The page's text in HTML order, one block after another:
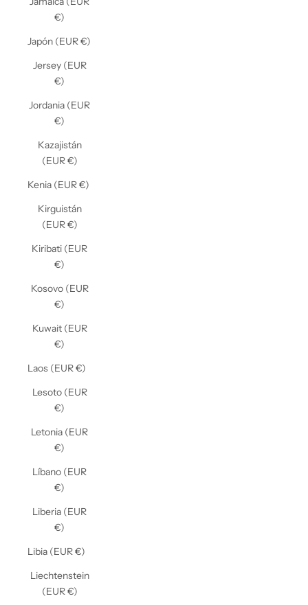
€)
Japón (EUR €)
Jersey (EUR
€)
Jordania (EUR
€)
Kazajistán
(EUR €)
Kenia (EUR €)
Kirguistán
(EUR €)
Kiribati (EUR
€)
Kosovo (EUR
€)
Kuwait (EUR
€)
Laos (EUR €)
Lesoto (EUR
€)
Letonia (EUR
€)
Líbano (EUR
€)
Liberia (EUR
€)
Libia (EUR €)
Liechtenstein
(EUR €)